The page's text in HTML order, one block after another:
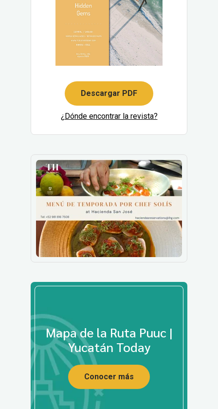
Descargar PDF
¿Dónde encontrar la revista?
Mapa de la Ruta Puuc |
Yucatán Today
Conocer más